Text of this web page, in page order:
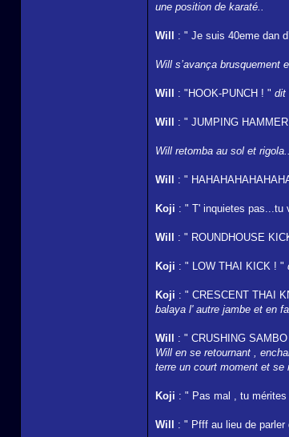
une position de karaté..
Will : " Je suis 40eme dan
Will s’avança brusquement
Will : "HOOK-PUNCH ! " dit
Will : " JUMPING
Will retomba au sol et
Will : "
Koji : " T' inquietes pas...tu
Will : " ROUNDHOUSE
Koji : " LOW THAI KICK ! "
Koji : " CRESCENT THAI
balaya l' autre jambe et en
Will : " CRUSHING
Will en se retournant ,
terre un court moment et
Koji : " Pas mal , tu
Will : " Pfff au lieu de